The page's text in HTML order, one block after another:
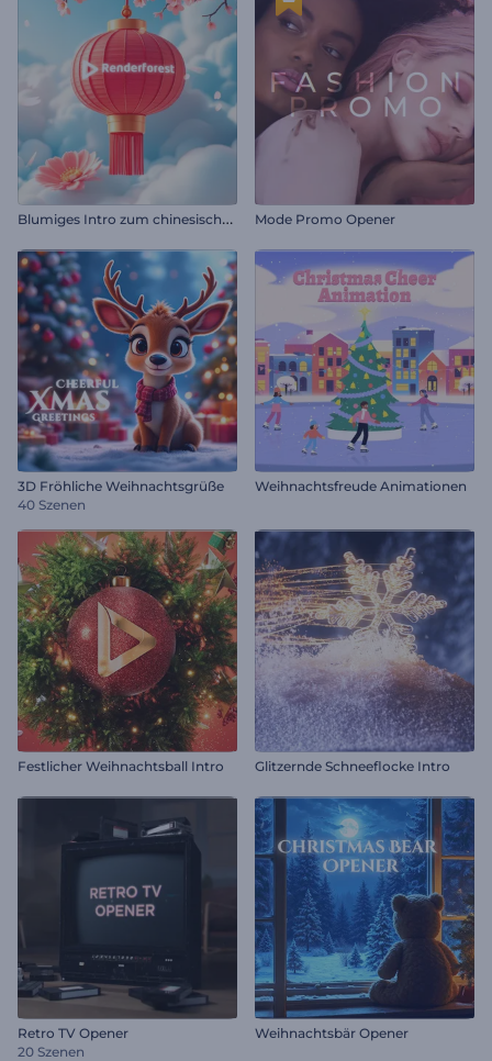
B
lumiges Intro zum chinesischen Neujahr Mode Promo Opener
3D Fröhliche Weihnachtsgrüße
40 Szenen
Weihnachtsfreude Animationen
Festlicher Weihnachtsball Intro Glitzernde Schneeflocke Intro
Retro TV Opener
20 Szenen
Weihnachtsbär Opener